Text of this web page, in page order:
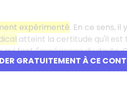
GRATUITEMENT À CE
expérimenté. En ce sens, il
atteint la certitude qu'il est
font l'expérience du doute.